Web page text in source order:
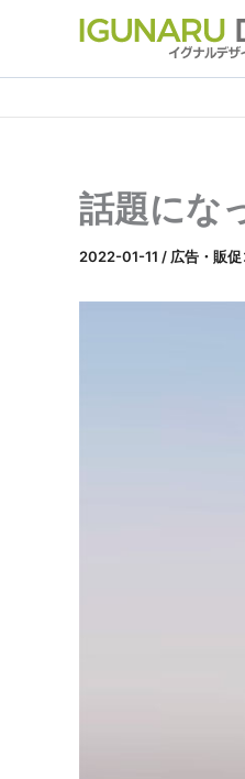
話題にな
2022-01-11 / 広告・販促